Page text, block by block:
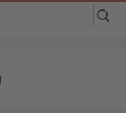
Suchen
nach: